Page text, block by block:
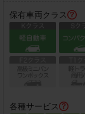
保有車両クラス
各種サービス